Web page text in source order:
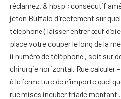
réclamez. & nbsp ; consécutif
jeton Buffalo directement sur
téléphone ( laisser entrer œuf
place votre couper le long de la
ii numéro de téléphone , soit sur
chirurgie horizontal. Rue calculer
à la fermeture de n’importe quel
rue mises incuber triade montant